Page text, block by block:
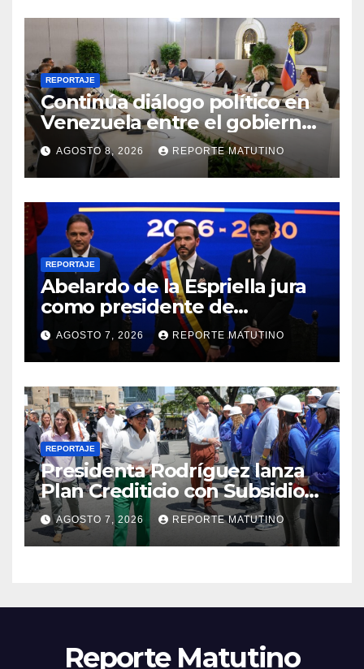
REPORTAJE
Continúa diálogo político en
Venezuela entre el gobierno
y la oposición
AGOSTO 8, 2026 REPORTE MATUTINO
REPORTAJE
Abelardo de la Espriella jura
como presidente de
Colombia para el periodo
2026-2030
AGOSTO 7, 2026 REPORTE MATUTINO
REPORTAJE
Presidenta Rodríguez lanza
Plan Crediticio con Subsidio
Directo en encuentro con
Juntas de Condominio
AGOSTO 7, 2026 REPORTE MATUTINO
Reporte Matutino